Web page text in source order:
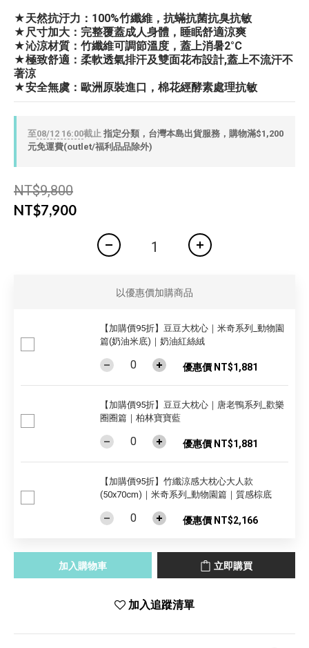
★天然抗汙力：100%竹纖維，抗蟎抗菌抗臭抗敏
★尺寸加大：完整覆蓋成人身體，睡眠舒適涼爽
★沁涼材質：竹纖維可調節溫度，蓋上消暑2°C
★極致舒適：柔軟透氣排汗及雙面花布設計,蓋上不流汗不
著涼
★安全無虞：歐洲原裝進口，棉花經酵素處理抗敏
至08/12 16:00截止 指定分類，台灣本島出貨服務，購物滿$1,200
元免運費(outlet/福利品品除外)
NT$9,800
NT$7,900
以優惠價加購商品
【加購價95折】豆豆大枕心｜米奇系列_動物園
篇(奶油米底)｜奶油紅絲絨
優惠價 NT$1,881
【加購價95折】豆豆大枕心｜唐老鴨系列_歡樂
圈圈篇｜柏林寶寶藍
優惠價 NT$1,881
【加購價95折】竹纖涼感大枕心大人款
(50x70cm)｜米奇系列_動物園篇｜質感棕底
優惠價 NT$2,166
加入購物車 立即購買
加入追蹤清單